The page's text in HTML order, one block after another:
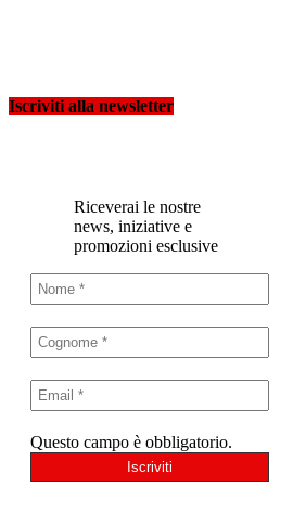
Iscriviti alla newsletter
Riceverai le nostre
news, iniziative e
promozioni esclusive
Questo campo è obbligatorio.